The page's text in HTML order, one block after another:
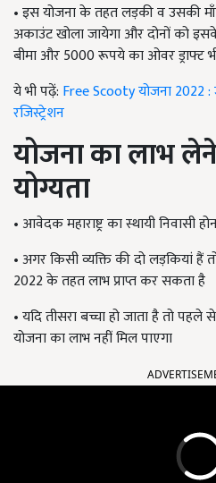
•इस योजना के तहत लड़की व उसकी
अकाउंट खोला जायेगा और दोनों को
बीमा और 5000 रूपये का ओवर ड्राफ्ट
ये भी पढ़ें: Free Scooty योजना
रजिस्ट्रेशन
योजना का लाभ
योग्यता
• आवेदक महाराष्ट्र का स्थायी निवासी
•अगर किसी व्यक्ति की दो लड़कियां हैं
2022 के तहत लाभ प्राप्त कर सकता है
•यदि तीसरा बच्चा हो जाता है तो
योजना का लाभ नहीं मिल पाएगा